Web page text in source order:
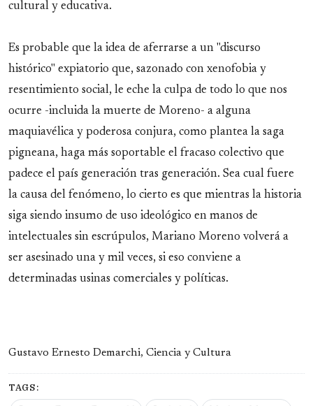
cultural y educativa.
Es probable que la idea de aferrarse a un "discurso
histórico" expiatorio que, sazonado con xenofobia y
resentimiento social, le eche la culpa de todo lo que nos
ocurre -incluida la muerte de Moreno- a alguna
maquiavélica y poderosa conjura, como plantea la saga
pigneana, haga más soportable el fracaso colectivo que
padece el país generación tras generación. Sea cual fuere
la causa del fenómeno, lo cierto es que mientras la historia
siga siendo insumo de uso ideológico en manos de
intelectuales sin escrúpulos, Mariano Moreno volverá a
ser asesinado una y mil veces, si eso conviene a
determinadas usinas comerciales y políticas.
Gustavo Ernesto Demarchi, Ciencia y Cultura
TAGS: